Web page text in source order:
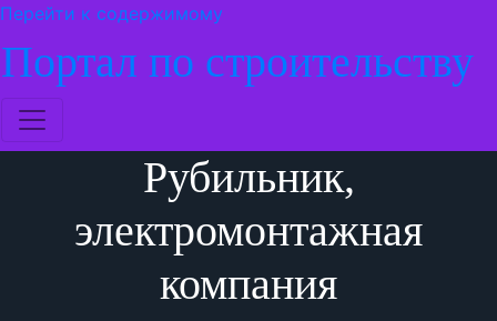
Перейти к содержимому
Портал по строительству
Рубильник,
электромонтажная
компания